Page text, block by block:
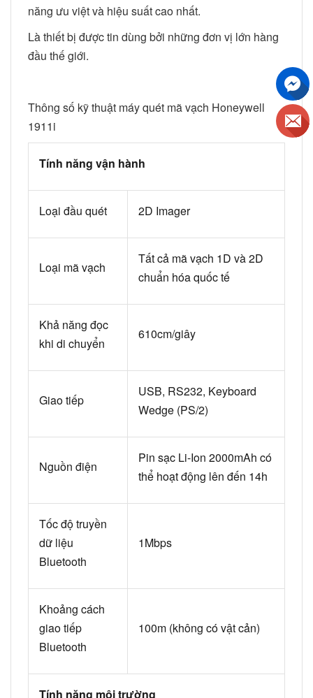
năng ưu việt và hiệu suất cao nhất.
Là thiết bị được tin dùng bởi những đơn vị lớn hàng
đầu thế giới.
Thông số kỹ thuật máy quét mã vạch Honeywell
1911i
Tính năng vận hành
Loại đầu quét 2D Imager
Loại mã vạch
Tất cả mã vạch 1D và 2D
chuẩn hóa quốc tế
Khả năng đọc
khi di chuyển
610cm/giây
Giao tiếp
USB, RS232, Keyboard
Wedge (PS/2)
Nguồn điện
Pin sạc Li-Ion 2000mAh có
thể hoạt động lên đến 14h
Tốc độ truyền
dữ liệu
Bluetooth
1Mbps
Khoảng cách
giao tiếp
Bluetooth
100m (không có vật cản)
Tính năng môi trường